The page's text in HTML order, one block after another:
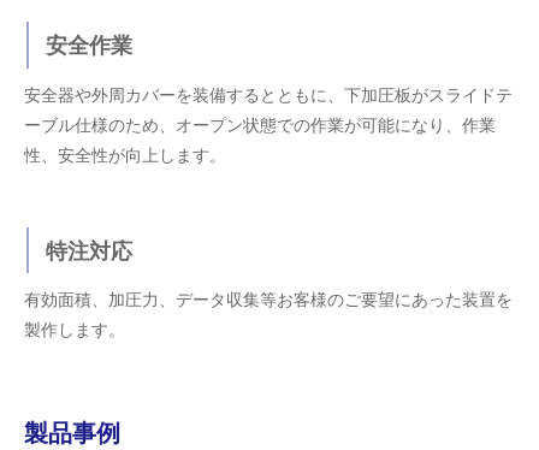
安全作業
安全器や外周カバーを装備するとともに、下加圧板がスライドテ
ーブル仕様のため、オープン状態での作業が可能になり、作業
性、安全性が向上します。
特注対応
有効面積、加圧力、データ収集等お客様のご要望にあった装置を
製作します。
製品事例